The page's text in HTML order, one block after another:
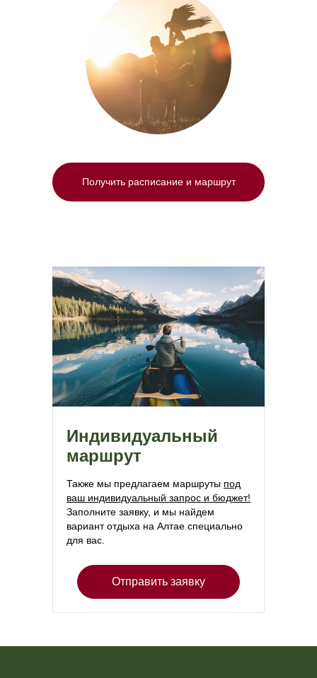
Получить расписание и маршрут
Индивидуальный
маршрут
Также мы предлагаем маршруты под
ваш индивидуальный запрос и бюджет!
Заполните заявку, и мы найдем
вариант отдыха на Алтае специально
для вас.
Отправить заявку